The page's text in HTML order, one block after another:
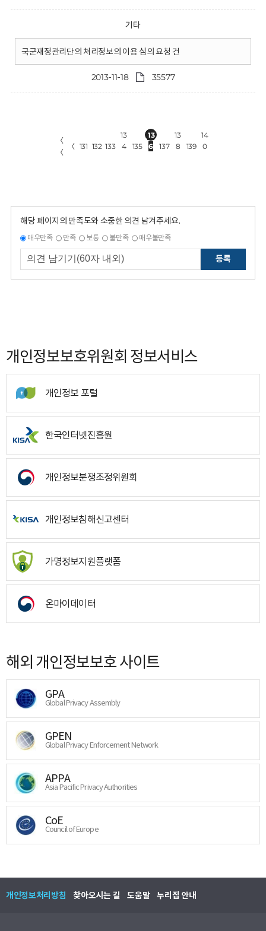
기타
국군재정관리단의 처리정보의 이용 심의 요청 건
2013-11-18 35577
〈
〈
〈 131 132 133
13
4
135
13
6
137
13
8
139
14
0
해당 페이지의 만족도와 소중한 의견 남겨주세요.
매우만족 만족 보통 불만족 매우불만족
등록
개인정보보호위원회 정보서비스
개인정보 포털
한국인터넷진흥원
개인정보분쟁조정위원회
개인정보침해신고센터
가명정보지원플랫폼
온마이데이터
해외 개인정보보호 사이트
GPA
Global Privacy Assembly
GPEN
Global Privacy Enforcement Network
APPA
Asia Pacific Privacy Authorities
CoE
Council of Europe
개인정보처리방침 찾아오시는 길 도움말 누리집 안내